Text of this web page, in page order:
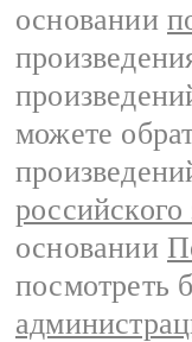
основании
можете
российского
основании
посмотреть